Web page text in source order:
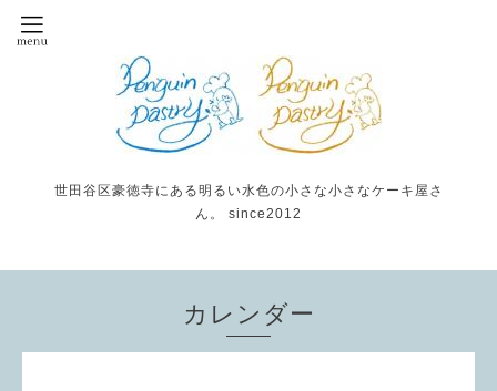
世田谷区豪徳寺にある明るい水色の小さな小さなケーキ屋さ
ん。 since2012
カレンダー